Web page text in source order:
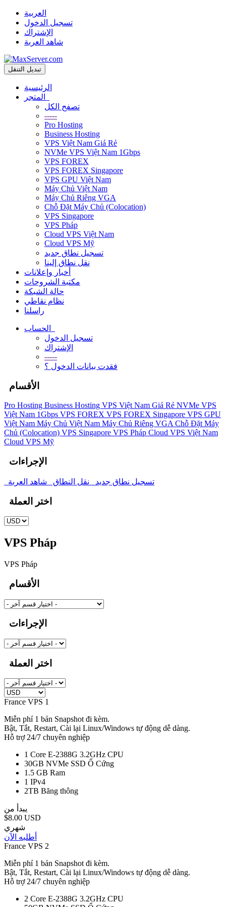
العربية
تسجيل الدخول
الإشتراك
شاهد العربة
تبديل التنقل
الرئيسية
تصفح الكل
-----
Pro Hosting
Business Hosting
VPS Việt Nam Giá Rẻ
NVMe VPS Việt Nam 1Gbps
VPS FOREX
VPS FOREX Singapore
VPS GPU Việt Nam
Máy Chủ Việt Nam
Máy Chủ Riêng VGA
Chỗ Đặt Máy Chủ (Colocation)
VPS Singapore
VPS Pháp
Cloud VPS Việt Nam
Cloud VPS Mỹ
تسجيل نطاق جديد
نقل نطاق إلينا
أخبار وإعلانات
مكتبة الشروحات
حالة الشبكة
نظام نقاطي
راسلنا
تسجيل الدخول
الإشتراك
-----
فقدت بيانات الدخول ؟
الأقسام
Pro Hosting Business Hosting VPS Việt Nam Giá Rẻ NVMe VPS
Việt Nam 1Gbps VPS FOREX VPS FOREX Singapore VPS GPU
Việt Nam Máy Chủ Việt Nam Máy Chủ Riêng VGAChỗ Đặt Máy
Chủ (Colocation) VPS Singapore VPS Pháp Cloud VPS Việt Nam
Cloud VPS Mỹ
الإجراءات
تسجيل نطاق جديد نقل النطاق شاهد العربة
اختر العملة
VPS Pháp
VPS Pháp
الأقسام
الإجراءات
اختر العملة
France VPS 1
Miễn phí 1 bản Snapshot đi kèm.
Bật, Tắt, Restart, Cài lại Linux/Windows tự động dễ dàng.
Hỗ trợ 24/7 chuyên nghiệp
1 Core E-2388G 3.2GHz CPU
30GB NVMe SSD Ổ Cứng
1.5 GB Ram
1 IPv4
2TB Băng thông
يبدأ من
$8.00 USD
شهري
أطلبه الآن
France VPS 2
Miễn phí 1 bản Snapshot đi kèm.
Bật, Tắt, Restart, Cài lại Linux/Windows tự động dễ dàng.
Hỗ trợ 24/7 chuyên nghiệp
2 Core E-2388G 3.2GHz CPU